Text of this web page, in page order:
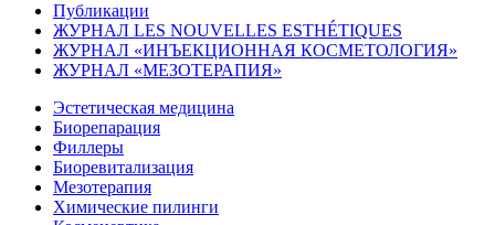
Публикации
ЖУРНАЛ LES NOUVELLES ESTHÉTIQUES
ЖУРНАЛ «ИНЪЕКЦИОННАЯ КОСМЕТОЛОГИЯ»
ЖУРНАЛ «МЕЗОТЕРАПИЯ»
Эстетическая медицина
Биорепарация
Филлеры
Биоревитализация
Мезотерапия
Химические пилинги